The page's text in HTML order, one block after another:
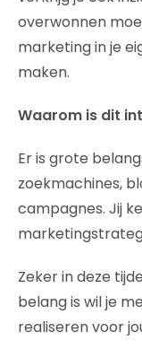
overwonnen
marketing in je
maken.
Waarom is dit
Er is grote
zoekmachines,
campagnes. Jij
Zeker in deze
belang is wil je
realiseren voor